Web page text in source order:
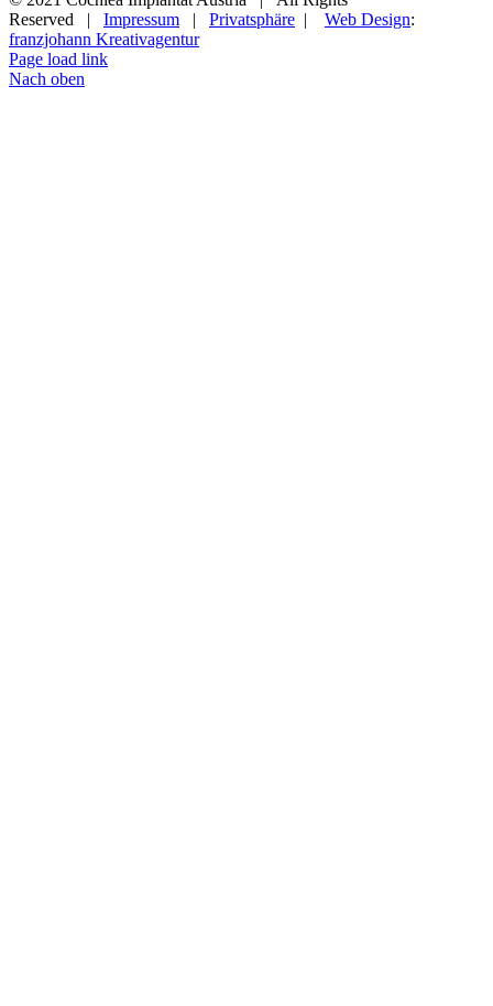
Reserved | Impressum | Privatsphäre | Web Design:
franzjohann Kreativagentur
Page load link
Nach oben